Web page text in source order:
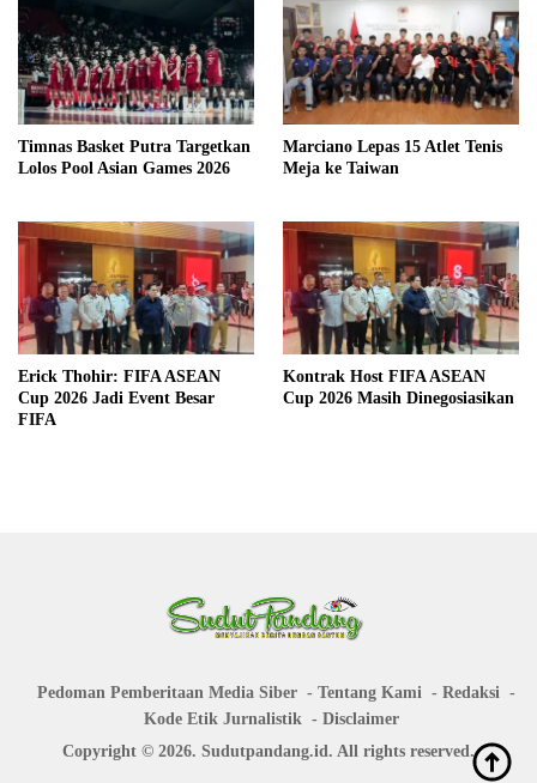
Timnas Basket Putra Targetkan
Lolos Pool Asian Games 2026
Marciano Lepas 15 Atlet Tenis
Meja ke Taiwan
Erick Thohir: FIFA ASEAN
Cup 2026 Jadi Event Besar
FIFA
Kontrak Host FIFA ASEAN
Cup 2026 Masih Dinegosiasikan
Pedoman Pemberitaan Media Siber Tentang Kami
Redaksi
Kode Etik Jurnalistik
Disclaimer
Copyright © 2026. Sudutpandang.id. All rights reserved.